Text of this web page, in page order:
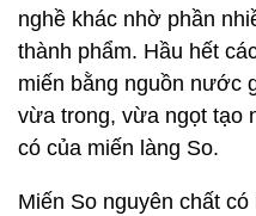
nghề khác nhờ phần
thành phẩm. Hầu hết
miến bằng nguồn nước
vừa trong, vừa ngọt tạo
có của miến làng So.
Miến So nguyên chất